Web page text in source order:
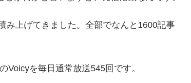
み上げてきました。全部でなんと1600記事
Voicyを毎日通常放送545回です。